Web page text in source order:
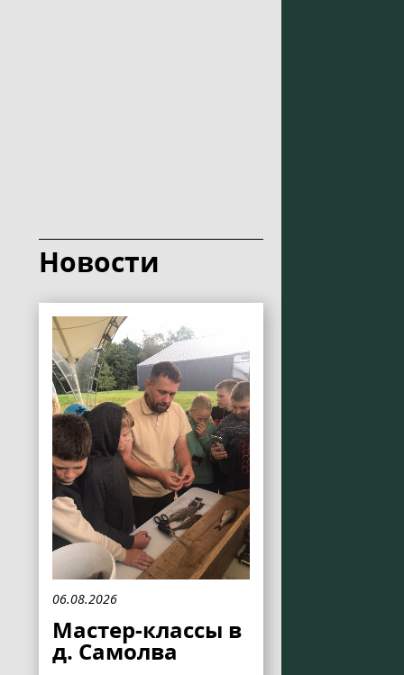
Новости
06.08.2026
Мастер-классы в
д. Самолва